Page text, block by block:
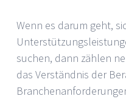
Wenn es darum geht,
suchen, dann zählen
das Verständnis der